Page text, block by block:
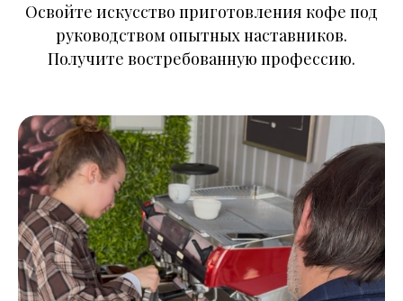
Освойте искусство приготовления кофе под
руководством опытных наставников.
Получите востребованную профессию.